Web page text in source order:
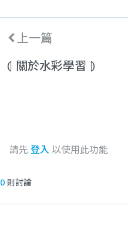
上一篇
⦇ 關於水彩學習 ⦈
請先 登入 以使用此功能
0 則討論